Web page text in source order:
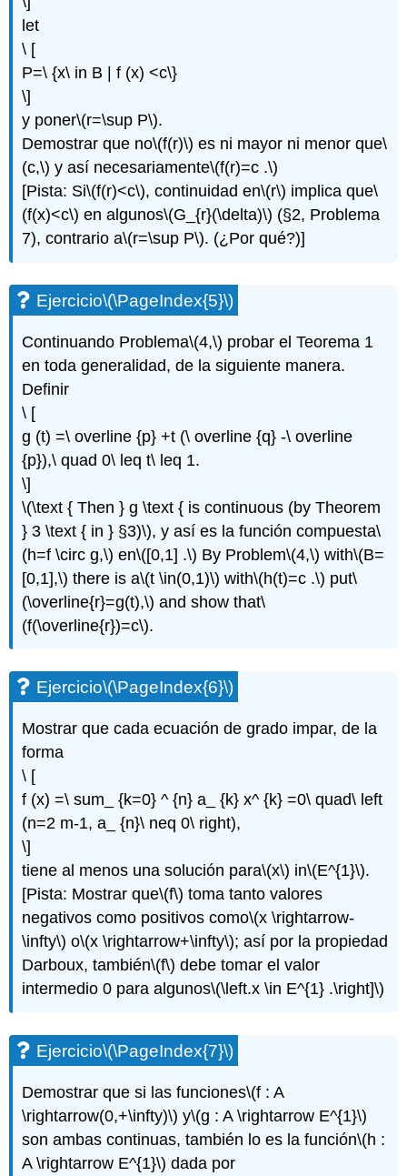
let
\ [
P=\ {x\ in B | f (x) <c\}
\]
y poner\(r=\sup P\).
Demostrar que no\(f(r)\) es ni mayor ni menor que\
(c,\) y así necesariamente\(f(r)=c .\)
[Pista: Si\(f(r)<c\), continuidad en\(r\) implica que\
(f(x)<c\) en algunos\(G_{r}(\delta)\) (§2, Problema
7), contrario a\(r=\sup P\). (¿Por qué?)]
Ejercicio\(\PageIndex{5}\)
Continuando Problema\(4,\) probar el Teorema 1
en toda generalidad, de la siguiente manera.
Definir
\ [
g (t) =\ overline {p} +t (\ overline {q} -\ overline
{p}),\ quad 0\ leq t\ leq 1.
\]
\(\text { Then } g \text { is continuous (by Theorem
} 3 \text { in } §3)\), y así es la función compuesta\
(h=f \circ g,\) en\([0,1] .\) By Problem\(4,\) with\(B=
[0,1],\) there is a\(t \in(0,1)\) with\(h(t)=c .\) put\
(\overline{r}=g(t),\) and show that\
(f(\overline{r})=c\).
Ejercicio\(\PageIndex{6}\)
Mostrar que cada ecuación de grado impar, de la
forma
\ [
f (x) =\ sum_ {k=0} ^ {n} a_ {k} x^ {k} =0\ quad\ left
(n=2 m-1, a_ {n}\ neq 0\ right),
\]
tiene al menos una solución para\(x\) in\(E^{1}\).
[Pista: Mostrar que\(f\) toma tanto valores
negativos como positivos como\(x \rightarrow-
\infty\) o\(x \rightarrow+\infty\); así por la propiedad
Darboux, también\(f\) debe tomar el valor
intermedio 0 para algunos\(\left.x \in E^{1} .\right]\)
Ejercicio\(\PageIndex{7}\)
Demostrar que si las funciones\(f : A
\rightarrow(0,+\infty)\) y\(g : A \rightarrow E^{1}\)
son ambas continuas, también lo es la función\(h :
A \rightarrow E^{1}\) dada por